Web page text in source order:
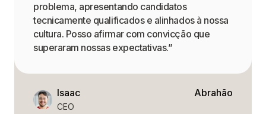
problema, apresentando candidatos
tecnicamente qualificados e alinhados à nossa
cultura. Posso afirmar com convicção que
superaram nossas expectativas.”
Isaac
CEO
Abrahão